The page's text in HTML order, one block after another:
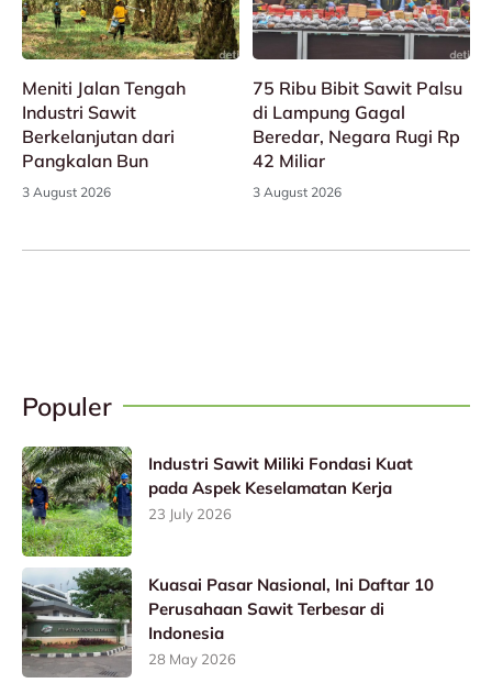
Meniti Jalan Tengah
Industri Sawit
Berkelanjutan dari
Pangkalan Bun
3 August 2026
75 Ribu Bibit Sawit Palsu
di Lampung Gagal
Beredar, Negara Rugi Rp
42 Miliar
3 August 2026
Populer
Industri Sawit Miliki Fondasi Kuat
pada Aspek Keselamatan Kerja
23 July 2026
Kuasai Pasar Nasional, Ini Daftar 10
Perusahaan Sawit Terbesar di
Indonesia
28 May 2026